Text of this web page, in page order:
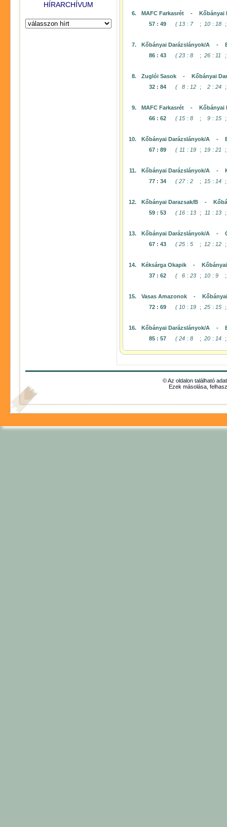
HÍRARCHÍVUM
6. MAFC Farkasrét -
Kőbányai
57 : 49 ( 13 : 7 ; 10 : 18 ;
7. Kőbányai Darázslányok/A -
86 : 43 ( 23 : 8 ; 26 : 11 ;
8. Zuglói Sasok -
Kőbányai
32 : 84 ( 8 : 12 ; 2 : 24 ;
9. MAFC Farkasrét -
Kőbányai
66 : 62 ( 15 : 8 ; 9 : 15 ;
10. Kőbányai Darázslányok/A -
67 : 89 ( 11 : 19 ; 19 : 21 ;
11. Kőbányai Darázslányok/A -
77 : 34 ( 27 : 2 ; 15 : 14 ;
12. Kőbányai Darazsak/B -
59 : 53 ( 16 : 13 ; 11 : 13 ;
13. Kőbányai Darázslányok/A -
67 : 43 ( 25 : 5 ; 12 : 12 ;
14. Kéksárga Okapik -
37 : 62 ( 6 : 23 ; 10 : 9 ;
15. Vasas Amazonok -
72 : 69 ( 10 : 19 ; 25 : 15 ;
16. Kőbányai Darázslányok/A -
85 : 57 ( 24 : 8 ; 20 : 14 ;
© Az oldalon található
Ezek másolása,